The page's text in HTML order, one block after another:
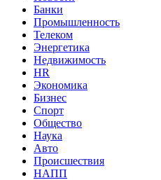
Банки
Промышленность
Телеком
Энергетика
Недвижимость
HR
Экономика
Бизнес
Спорт
Общество
Наука
Авто
Происшествия
НАПП